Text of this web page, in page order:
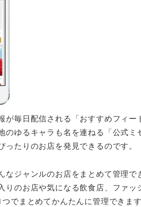
が毎日配信される「おすすめフィ
のゆるキャラも名を連ねる「公式
ったりのお店を発見できるのです。
なジャンルのお店をまとめて管理で
りのお店や気になる飲食店、ファ
でまとめてかんたんに管理できま